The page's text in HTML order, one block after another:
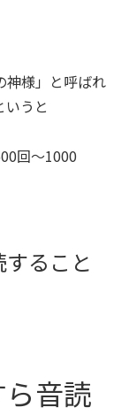
神様」と呼ばれ
うと
回～1000
すること
ら音読